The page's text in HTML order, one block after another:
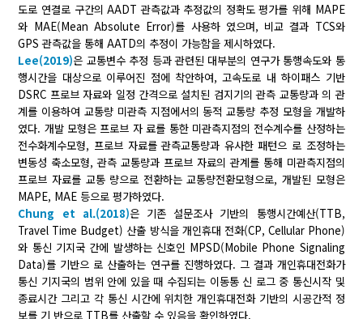
도로 연결로 구간의 AADT 관측값과 추정값의 정확도 평가를 위해 MAPE
와 MAE(Mean Absolute Error)를 사용하 였으며, 비교 결과 TCS와
GPS 관측값을 통해 AATD의 추정이 가능함을 제시하였다.
Lee(2019)은 교통변수 추정 등과 관련된 대부분의 연구가 통행속도와 통
행시간을 대상으로 이루어진 점에 착안하여, 고속도로 내 하이패스 기반
DSRC 프로브 자료와 일정 간격으로 설치된 검지기의 관측 교통량과 의 관
계를 이용하여 교통량 미관측 지점에서의 동적 교통량 추정 모형을 개발하
였다. 개발 모형은 프로브 자 료를 통한 미관측지점의 전수계수를 산정하는
전수화계수모형, 프로브 자료를 관측교통량과 유사한 패턴으 로 조정하는
변동성 축소모형, 관측 교통량과 프로브 자료의 관계를 통해 미관측지점의
프로브 자료를 교통 량으로 전환하는 교통량전환모형으로, 개발된 모형은
MAPE, MAE 등으로 평가하였다.
Chung et al.(2018)은 기존 설문조사 기반의 통행시간예산(TTB,
Travel Time Budget) 산출 방식을 개인휴대 전화(CP, Cellular Phone)
와 통신 기지국 간에 발생하는 신호인 MPSD(Mobile Phone Signaling
Data)를 기반으 로 산출하는 연구를 진행하였다. 그 결과 개인휴대전화가
통신 기지국의 범위 안에 있을 때 수집되는 이동통 신 로그 중 통신시작 및
종료시간 그리고 각 통신 시간에 위치한 개인휴대전화 기반의 시공간적 정
보를 기 반으로 TTB를 산출할 수 있음을 확인하였다.